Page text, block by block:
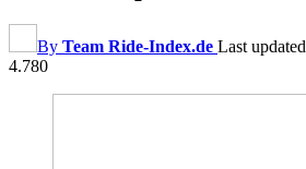
By Team Ride-Index.de Last updated
4.780